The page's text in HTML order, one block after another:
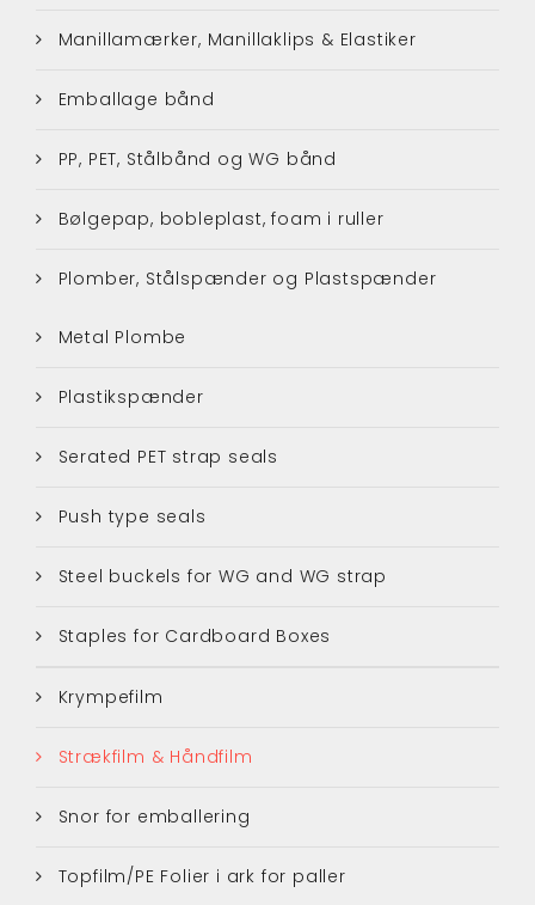
Manillamærker, Manillaklips & Elastiker
Emballage bånd
PP, PET, Stålbånd og WG bånd
Bølgepap, bobleplast, foam i ruller
Plomber, Stålspænder og Plastspænder
Metal Plombe
Plastikspænder
Serated PET strap seals
Push type seals
Steel buckels for WG and WG strap
Staples for Cardboard Boxes
Krympefilm
Strækfilm & Håndfilm
Snor for emballering
Topfilm/PE Folier i ark for paller